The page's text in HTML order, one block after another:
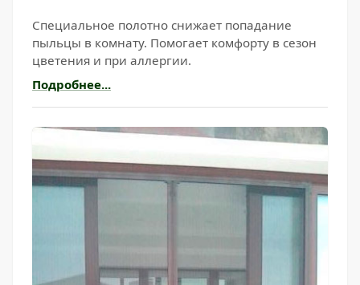
Специальное полотно снижает попадание
пыльцы в комнату. Помогает комфорту в сезон
цветения и при аллергии.
Подробнее...